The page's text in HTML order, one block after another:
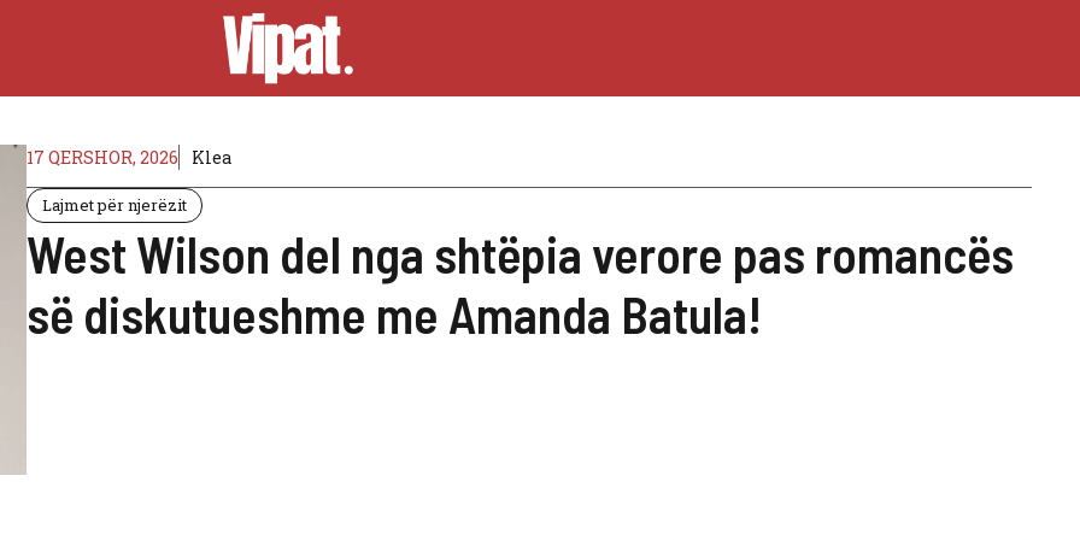
17 QERSHOR, 2026 Klea
Lajmet për njerëzit
West Wilson del nga shtëpia verore pas romancës
së diskutueshme me Amanda Batula!